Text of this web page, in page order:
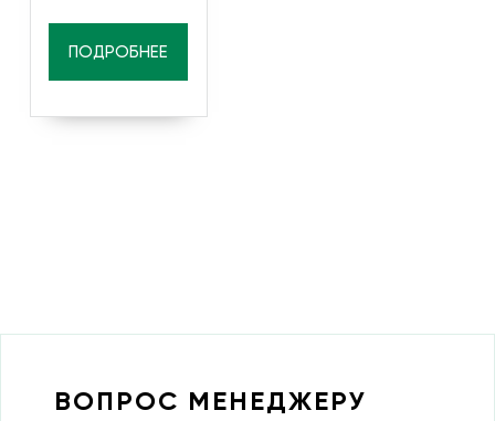
ПОДРОБНЕЕ
ВОПРОС МЕНЕДЖЕРУ